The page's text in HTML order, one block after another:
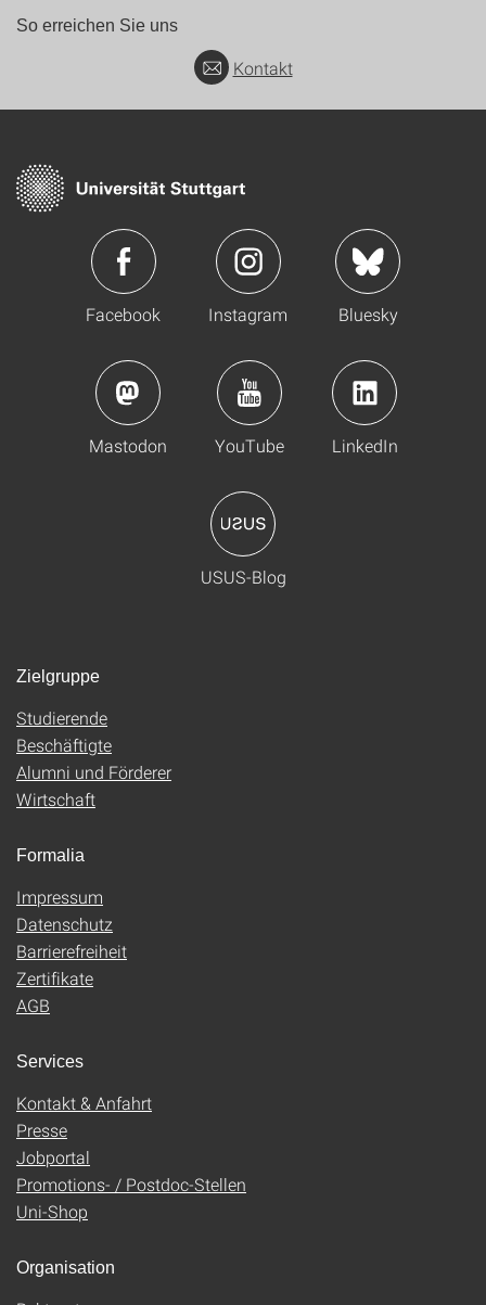
So erreichen Sie uns
Kontakt
Facebook Instagram Bluesky
Mastodon YouTube LinkedIn
USUS-Blog
Zielgruppe
Studierende
Beschäftigte
Alumni und Förderer
Wirtschaft
Formalia
Impressum
Datenschutz
Barrierefreiheit
Zertifikate
AGB
Services
Kontakt & Anfahrt
Presse
Jobportal
Promotions- / Postdoc-Stellen
Uni-Shop
Organisation